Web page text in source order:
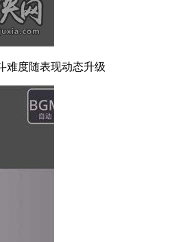
难度随表现动态升级